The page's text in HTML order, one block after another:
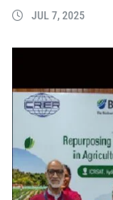
JUL 7, 2025